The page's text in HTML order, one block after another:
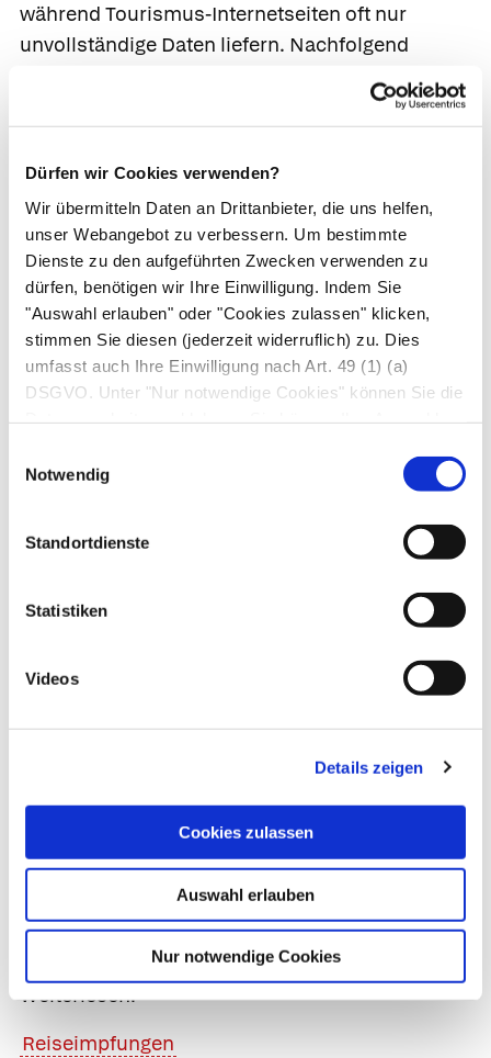
Dürfen wir Cookies verwenden?
Wir übermitteln Daten an Drittanbieter, die uns helfen,
unser Webangebot zu verbessern. Um bestimmte
Dienste zu den aufgeführten Zwecken verwenden zu
dürfen, benötigen wir Ihre Einwilligung. Indem Sie
"Auswahl erlauben" oder "Cookies zulassen" klicken,
stimmen Sie diesen (jederzeit widerruflich) zu. Dies
umfasst auch Ihre Einwilligung nach Art. 49 (1) (a)
DSGVO. Unter "Nur notwendige Cookies" können Sie die
Notwendig
Standortdienste
Statistiken
Videos
Details zeigen
Cookies zulassen
Auswahl erlauben
Nur notwendige Cookies
während Tourismus-Internetseiten oft nur
unvollständige Daten liefern. Nachfolgend
finden Sie eine Auswahl an Portalen, die vor
(CRM, Düsseldorf): große kommerzielle
Website mit detailliertem und seriösem
Informationsangebot für Laien und Ärzte; mit
Informationen zu fast allen Reiseländern,
Reisekrankheiten und Adressen von
Beratungsstellen.
– Deutsches Grünes Kreuz e. V.,
www.fit-for-travel.de
travel“, München: sehr umfangreiche
tropenmedizinischer Einrichtungen, auch als
– Internetseite der Deutschen
Gesellschaft für Tropenmedizin und
Internationale Gesundheit e. V. (DTG,
speziell qualifizierten Ärzten und Kliniken.
Informationen aller Art bezüglich der Situation
Weiterlesen:
Reiseimpfungen